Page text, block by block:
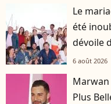
Le
été
dévoile
6 août 2026
Plus